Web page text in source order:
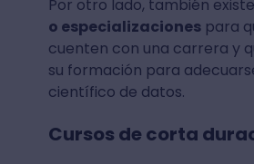
Por otro lado, también
o especializacionespara
cuenten con una carrera y
su formación para
científico de datos.
Cursos de corta